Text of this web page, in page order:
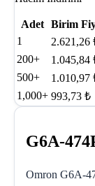
Adet Birim
1
2.621,26
200+
1.045,84
500+
1.010,97
1,000+ 993,73 ₺
G6A-
Omron G6A-